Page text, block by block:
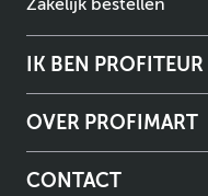
Zakelijk bestellen
IK BEN PROFITEUR
OVER PROFIMART
CONTACT